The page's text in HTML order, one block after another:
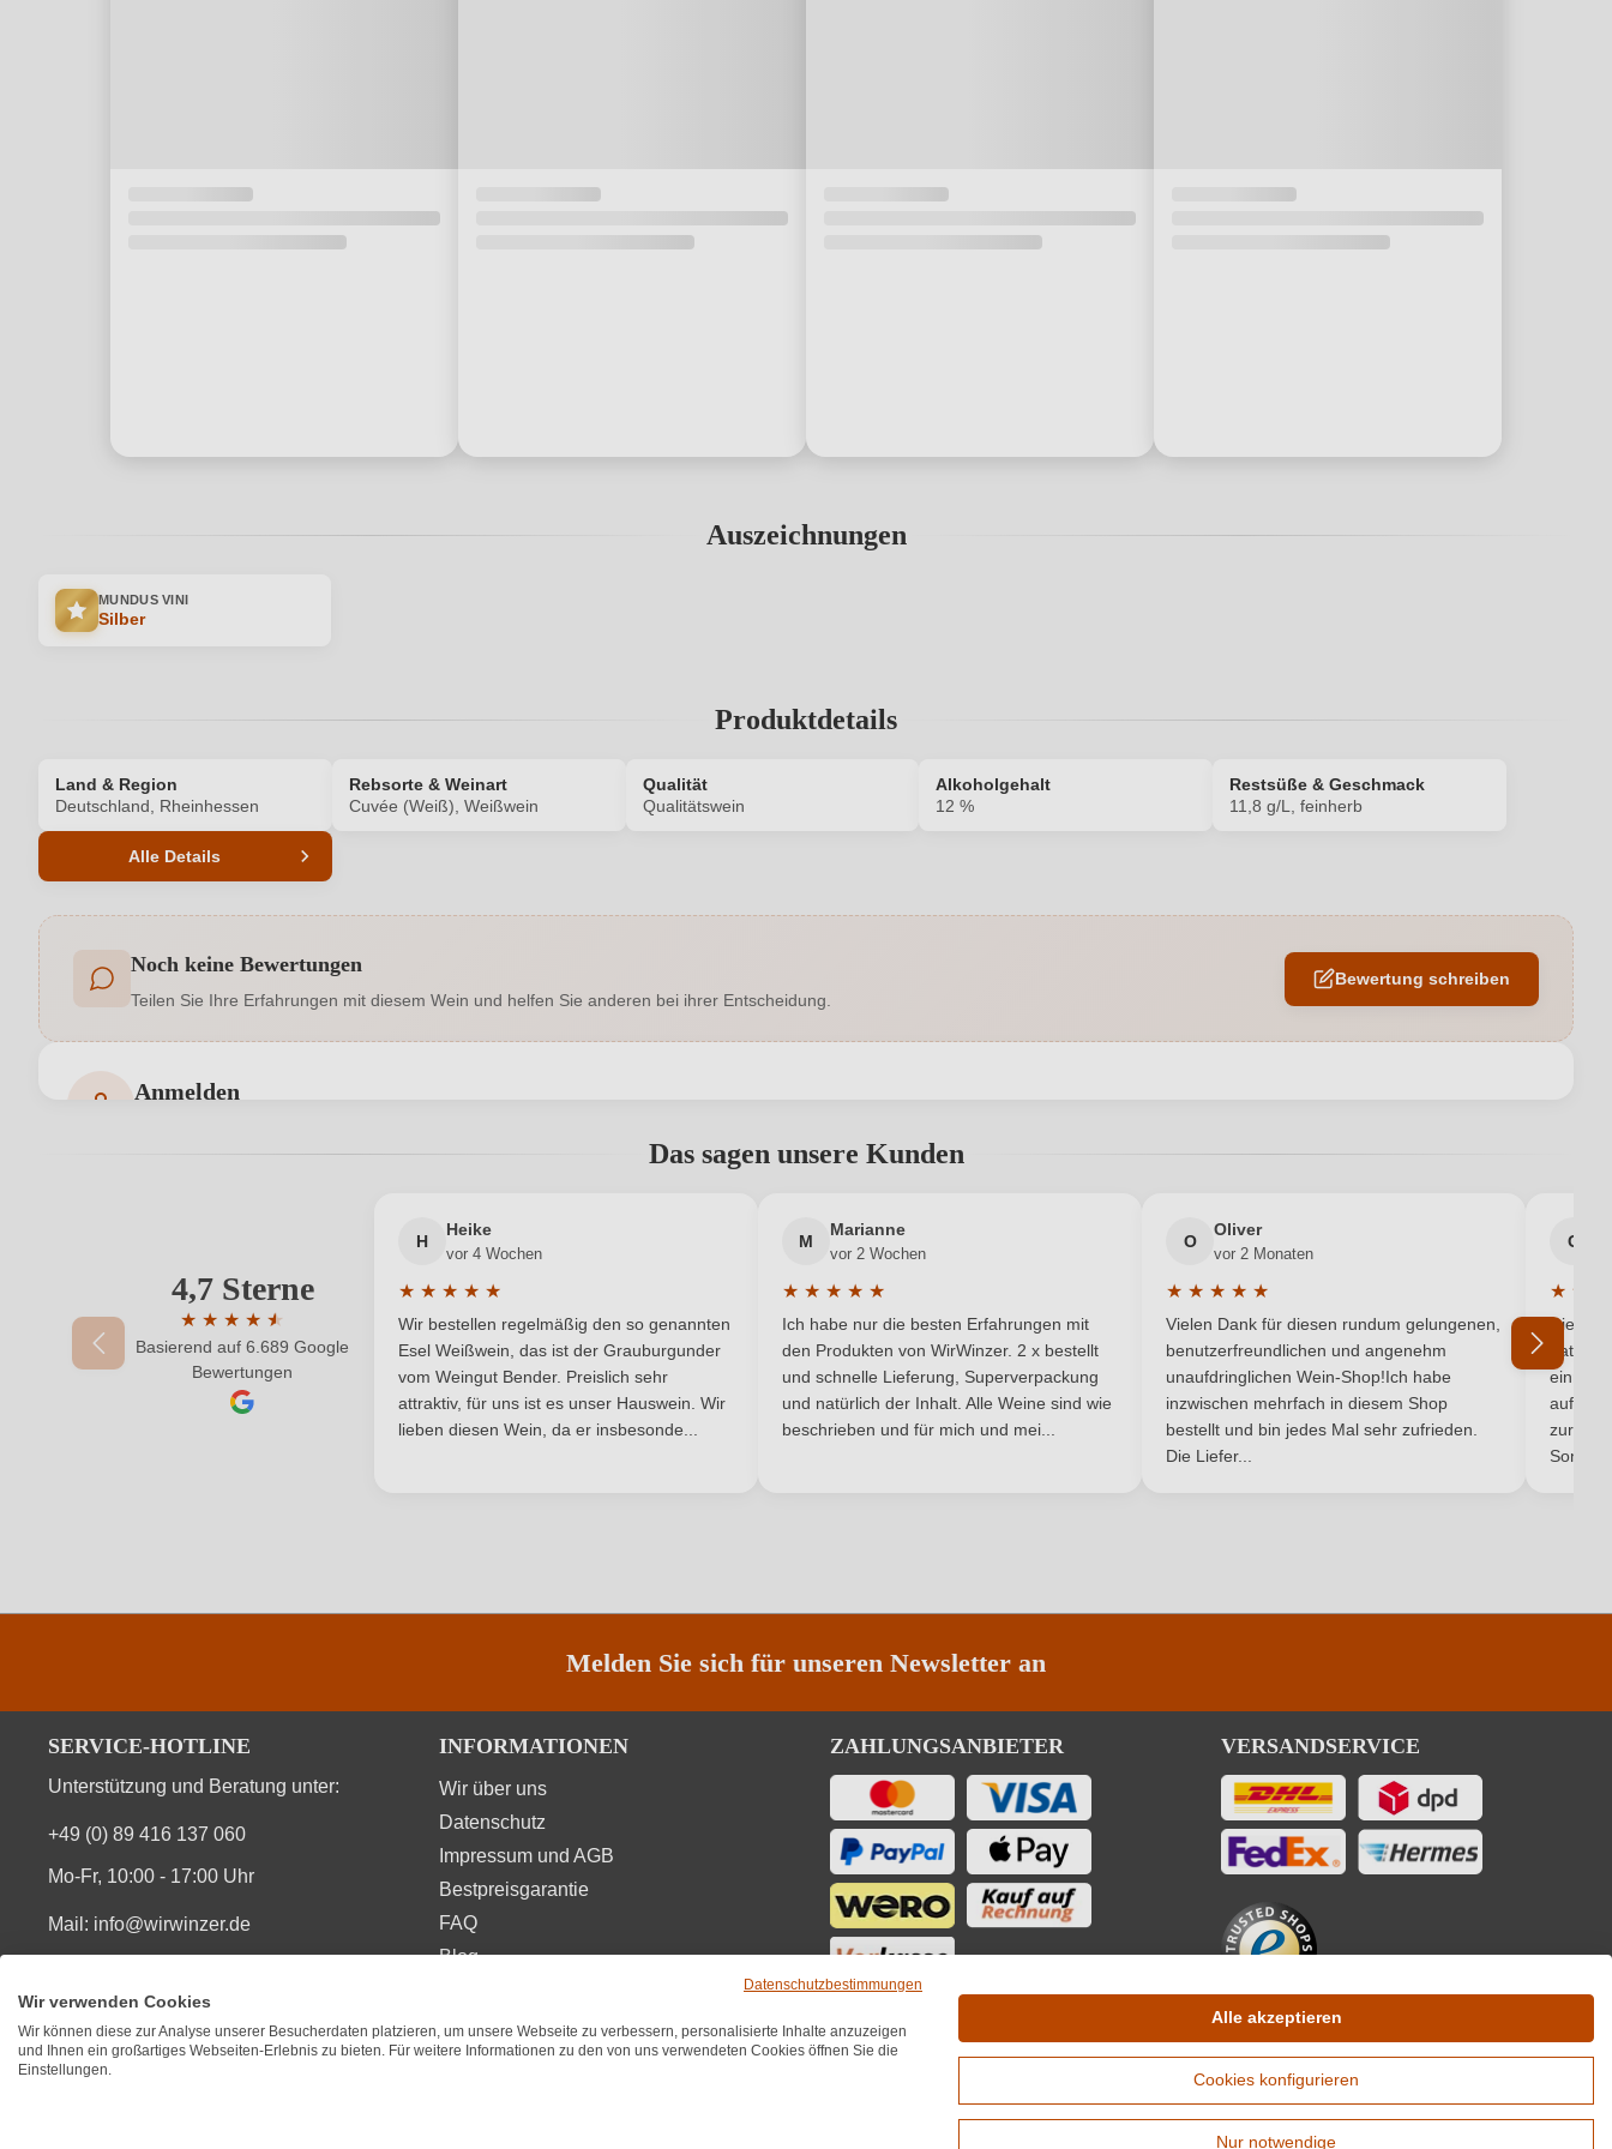
Auszeichnungen
MUNDUS VINI
Silber
Produktdetails
Land & Region
Deutschland, Rheinhessen
Rebsorte & Weinart
Cuvée (Weiß), Weißwein
Qualität
Qualitätswein
Alkoholgehalt
12 %
Restsüße & Geschmack
11,8 g/L, feinherb
Alle Details
Allergene Edelstahltank
Cuvée-Rebsorten Drehverschluss
Rebsorte Cuvée (Weiß)
Restzucker in g/L 11,8 g/L
Säuregehalt in g/L Traubenfarbe Weiß
Weißwein
Noch keine Bewertungen
Teilen Sie Ihre Erfahrungen mit diesem Wein und helfen Sie anderen bei ihrer Entscheidung.
Bewertung schreiben
Anmelden
Ihre E-Mail-Adresse
Ihr Passwort
Ich habe mein Passwort vergessen
Das sagen unsere Kunden
4,7 Sterne
★ ★ ★ ★ ★
★
Durchschnittliche Bewertung von 4.7 von 5 Sternen
Basierend auf 6.689 Google
Bewertungen
H
Heike
vor 4 Wochen
★ ★ ★ ★ ★
Durchschnittliche Bewertung von 5 von 5 Sternen
Wir bestellen regelmäßig den so genannten
Esel Weißwein, das ist der Grauburgunder
vom Weingut Bender. Preislich sehr
attraktiv, für uns ist es unser Hauswein. Wir
lieben diesen Wein, da er insbesonde...
M
Marianne
vor 2 Wochen
★ ★ ★ ★ ★
Durchschnittliche Bewertung von 5 von 5 Sternen
Ich habe nur die besten Erfahrungen mit
den Produkten von WirWinzer. 2 x bestellt
und schnelle Lieferung, Superverpackung
und natürlich der Inhalt. Alle Weine sind wie
beschrieben und für mich und mei...
O
Oliver
vor 2 Monaten
★ ★ ★ ★ ★
Durchschnittliche Bewertung von 5 von 5 Sternen
Vielen Dank für diesen rundum gelungenen,
benutzerfreundlichen und angenehm
unaufdringlichen Wein-Shop!Ich habe
inzwischen mehrfach in diesem Shop
bestellt und bin jedes Mal sehr zufrieden.
Die Liefer...
G
★ ★
Die
hat
einmal
auf
zurück
Son...
Melden Sie sich für unseren Newsletter an
SERVICE-HOTLINE
Unterstützung und Beratung unter:
+49 (0) 89 416 137 060
Mo-Fr, 10:00 - 17:00 Uhr
Mail: info@wirwinzer.de
INFORMATIONEN
Wir über uns
Datenschutz
Impressum und AGB
Bestpreisgarantie
FAQ
Blog
ZAHLUNGSANBIETER VERSANDSERVICE
SIE FINDEN UNS AUCH AUF BEWERTUNGEN
Datenschutzbestimmungen
Wir verwenden Cookies
Wir können diese zur Analyse unserer Besucherdaten platzieren, um unsere Webseite zu verbessern, personalisierte Inhalte anzuzeigen
und Ihnen ein großartiges Webseiten-Erlebnis zu bieten. Für weitere Informationen zu den von uns verwendeten Cookies öffnen Sie die
Einstellungen.
Alle akzeptieren
Cookies konfigurieren
Nur notwendige